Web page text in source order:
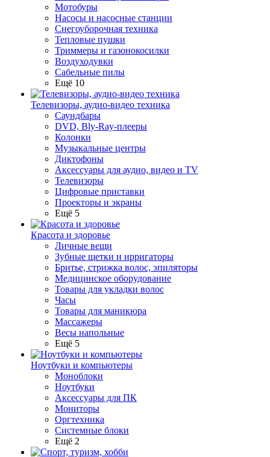
Мотобуры
Насосы и насосные станции
Снегоуборочная техника
Тепловые пушки
Триммеры и газонокосилки
Воздуходувки
Сабельные пилы
Ещё 10
Телевизоры, аудио-видео техника
Саундбары
DVD, Bly-Ray-плееры
Колонки
Музыкальные центры
Диктофоны
Аксессуары для аудио, видео и TV
Телевизоры
Цифровые приставки
Проекторы и экраны
Ещё 5
Красота и здоровье
Личные вещи
Зубные щетки и ирригаторы
Бритье, стрижка волос, эпиляторы
Медицинское оборудование
Товары для укладки волос
Часы
Товары для маникюра
Массажеры
Весы напольные
Ещё 5
Ноутбуки и компьютеры
Моноблоки
Ноутбуки
Аксессуары для ПК
Мониторы
Оргтехника
Системные блоки
Ещё 2